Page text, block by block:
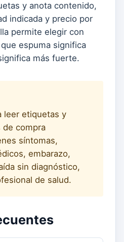
y anota contenido,
indicada y precio por
permite elegir con
espuma significa
más fuerte.
leer etiquetas y
de compra
síntomas,
embarazo,
sin diagnóstico,
de salud.